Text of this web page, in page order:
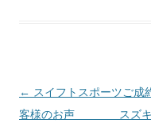
投
稿
← スイフトスポーツご成
客様のお声 スズキ